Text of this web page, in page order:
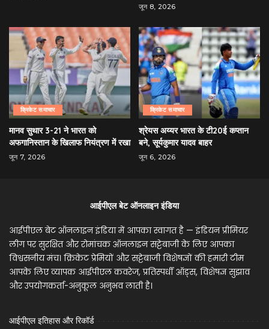
जून 8, 2026
क्रिकेट समाचार
मानव सुथार 3-21 ने भारत को
अफगानिस्तान के खिलाफ नियंत्रण में रखा
जून 7, 2026
क्रिकेट समाचार
श्रेयस अय्यर भारत के टी20ई कप्तान
बने, सूर्यकुमार यादव बाहर
जून 6, 2026
आईपीएल बेट ऑनलाइन इंडिया
आईपीएल बेट ऑनलाइन इंडिया में आपका स्वागत है — इंडियन प्रीमियर
लीग पर सुरक्षित और रोमांचक ऑनलाइन सट्टेबाजी के लिए आपका
विश्वसनीय मंच। क्रिकेट प्रेमियों और सट्टेबाजी विशेषज्ञों की हमारी टीम
आपके लिए व्यापक आईपीएल कवरेज, प्रतिस्पर्धी ऑड्स, विशेषज्ञ सुझाव
और उपयोगकर्ता-अनुकूल अनुभव लाती है।
आईपीएल इतिहास और रिकॉर्ड